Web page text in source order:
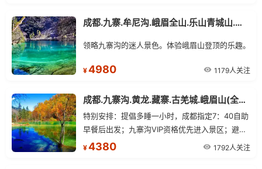
沟标志—诺日朗瀑布。
成都.九寨.牟尼沟.峨眉全山.乐山青城山.都江堰.宜宾.蜀南竹海双飞10日
领略九寨沟的迷人景色。体验峨眉山登顶的乐趣。
¥4980 1179人关注
成都.九寨沟.黄龙.藏寨.古羌城.峨眉山(全景).乐山 双飞7日游(含双自费)
特别安排：提倡多睡一小时，成都指定7：40自助
早餐后出发；九寨沟VIP资格优先进入景区；避免
景区门口长时间等候取票!
¥4380 1792人关注